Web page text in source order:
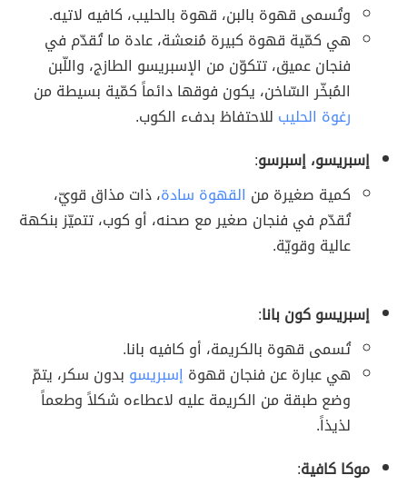
وتُسمى قهوة بالبن، قهوة بالحليب، كافيه لاتيه.
هي كمّية قهوة كبيرة مُنعشة، عادة ما تُقدّم في
فنجان عميق، تتكوّن من الإسبريسو الطازج، واللّبن
المُبخّر السّاخن، يكون فوقها دائماً كمّية بسيطة من
رغوة الحليب للاحتفاظ بدفء الكوب.
إسبريسو، إسبرسو:
كمية صغيرة من القهوة سادة، ذات مذاق قويّ،
تُقدّم في فنجان صغير مع صحنه، أو كوب، تتميّز بنكهة
عالية وقويّة.
إسبريسو كون بانا:
تُسمى قهوة بالكريمة، أو كافيه بانا.
هي عبارة عن فنجان قهوة إسبريسو بدون سكر، يتمّ
وضع طبقة من الكريمة عليه لاعطاءه شكلاً وطعماً
لذيذاً.
موكا كافية: